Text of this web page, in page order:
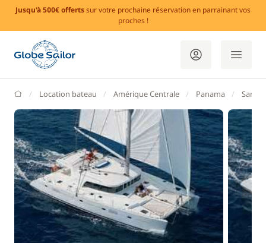
Jusqu'à 500€ offertssur votre prochaine réservation en parrainant vos
proches !
GlobeSailor
Location bateau Amérique Centrale Panama San